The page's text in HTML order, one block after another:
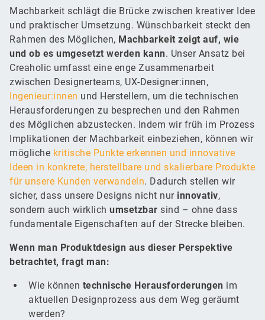
Machbarkeit schlägt die Brücke zwischen kreativer Idee
und praktischer Umsetzung. Wünschbarkeit steckt den
Rahmen des Möglichen, Machbarkeit zeigt auf, wie
und ob es umgesetzt werden kann. Unser Ansatz bei
Creaholic umfasst eine enge Zusammenarbeit
zwischen Designerteams, UX-Designer:innen,
Ingenieur:innen und Herstellern, um die technischen
Herausforderungen zu besprechen und den Rahmen
des Möglichen abzustecken. Indem wir früh im Prozess
Implikationen der Machbarkeit einbeziehen, können wir
mögliche kritische Punkte erkennen und innovative
Ideen in konkrete, herstellbare und skalierbare Produkte
für unsere Kunden verwandeln. Dadurch stellen wir
sicher, dass unsere Designs nicht nur innovativ,
sondern auch wirklich umsetzbar sind – ohne dass
fundamentale Eigenschaften auf der Strecke bleiben.
Wenn man Produktdesign aus dieser Perspektive
betrachtet, fragt man:
Wie können technische Herausforderungen im
aktuellen Designprozess aus dem Weg geräumt
werden?